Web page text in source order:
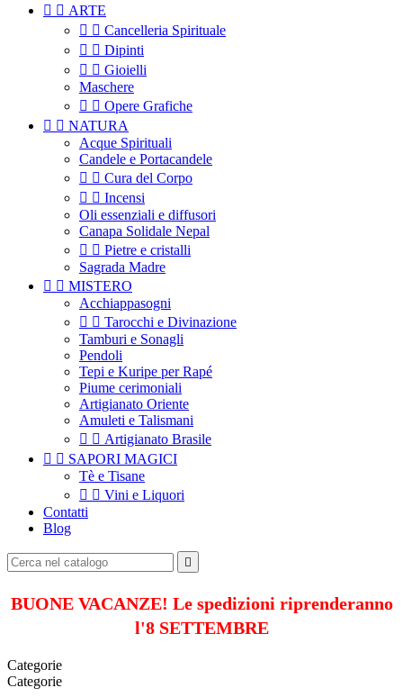
  ARTE
  Cancelleria Spirituale
  Dipinti
  Gioielli
Maschere
  Opere Grafiche
  NATURA
Acque Spirituali
Candele e Portacandele
  Cura del Corpo
  Incensi
Oli essenziali e diffusori
Canapa Solidale Nepal
  Pietre e cristalli
Sagrada Madre
  MISTERO
Acchiappasogni
  Tarocchi e Divinazione
Tamburi e Sonagli
Pendoli
Tepi e Kuripe per Rapé
Piume cerimoniali
Artigianato Oriente
Amuleti e Talismani
  Artigianato Brasile
  SAPORI MAGICI
Tè e Tisane
  Vini e Liquori
Contatti
Blog

BUONE VACANZE! Le spedizioni riprenderanno
l'8 SETTEMBRE
Categorie
Categorie